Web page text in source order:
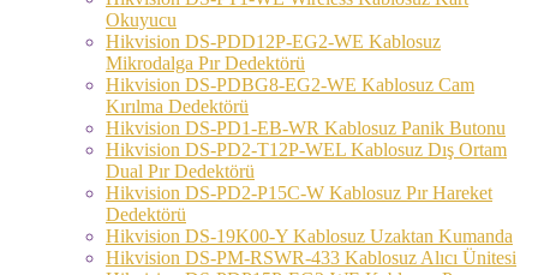
Okuyucu
Hikvision DS-PDD12P-EG2-WE Kablosuz
Mikrodalga Pır Dedektörü
Hikvision DS-PDBG8-EG2-WE Kablosuz Cam
Kırılma Dedektörü
Hikvision DS-PD1-EB-WR Kablosuz Panik Butonu
Hikvision DS-PD2-T12P-WEL Kablosuz Dış Ortam
Dual Pır Dedektörü
Hikvision DS-PD2-P15C-W Kablosuz Pır Hareket
Dedektörü
Hikvision DS-19K00-Y Kablosuz Uzaktan Kumanda
Hikvision DS-PM-RSWR-433 Kablosuz Alıcı Ünitesi